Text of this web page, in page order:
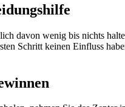
davon wenig bis nichts
Schritt keinen Einfluss